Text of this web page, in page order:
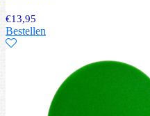
€13,95
Bestellen